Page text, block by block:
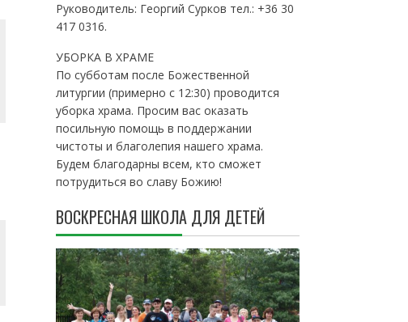
Руководитель: Георгий Сурков тел.: +36 30
417 0316.
УБОРКА В ХРАМЕ
По субботам после Божественной
литургии (примерно с 12:30) проводится
уборка храма. Просим вас оказать
посильную помощь в поддержании
чистоты и благолепия нашего храма.
Будем благодарны всем, кто сможет
потрудиться во славу Божию!
ВОСКРЕСНАЯ ШКОЛА ДЛЯ ДЕТЕЙ